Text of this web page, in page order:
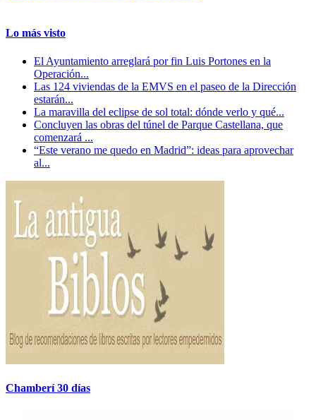
Lo más visto
El Ayuntamiento arreglará por fin Luis Portones en la
Operación...
Las 124 viviendas de la EMVS en el paseo de la Dirección
estarán...
La maravilla del eclipse de sol total: dónde verlo y qué...
Concluyen las obras del túnel de Parque Castellana, que
comenzará ...
“Este verano me quedo en Madrid”: ideas para aprovechar
al...
Chamberí 30 días